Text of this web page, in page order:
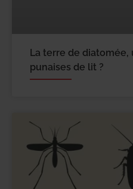
La terre de
punaises de lit ?